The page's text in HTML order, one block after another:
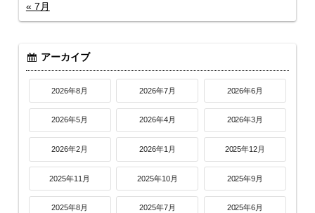
« 7月
アーカイブ
2026年8月 2026年7月 2026年6月
2026年5月 2026年4月 2026年3月
2026年2月 2026年1月 2025年12月
2025年11月 2025年10月 2025年9月
2025年8月 2025年7月 2025年6月